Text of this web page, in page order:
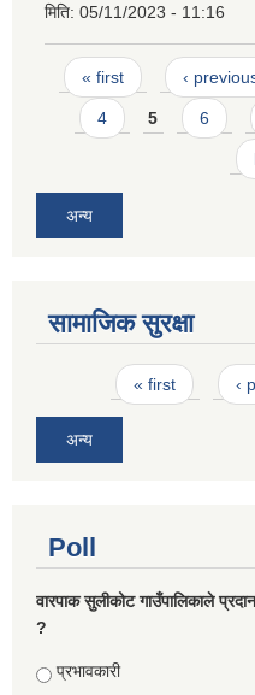
मिति: 05/11/2023 - 11:16
Pages
« first ‹
4 5 6
अन्य
सामाजिक सुरक्षा
Pages« first ‹
अन्य
Poll
वारपाक सुलीकोट गाउँपालिकाले
?
Choices
प्रभावकारी